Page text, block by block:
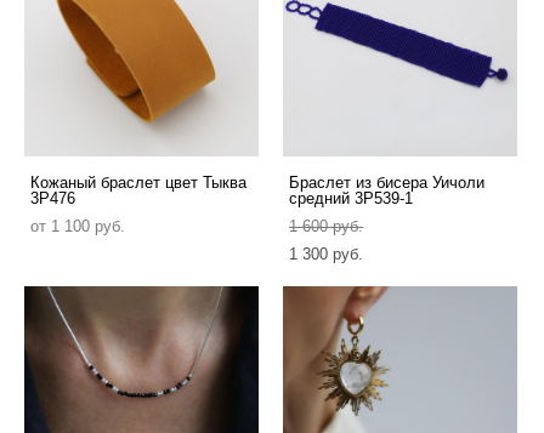
Кожаный браслет цвет Тыква
3P476
от 1 100 pуб.
Браслет из бисера Уичоли
средний 3P539-1
1 600 pуб.
1 300 pуб.